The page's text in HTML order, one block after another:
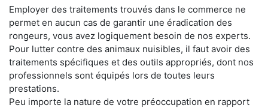
Employer des traitements trouvés dans le commerce ne
permet en aucun cas de garantir une éradication des
rongeurs, vous avez logiquement besoin de nos experts.
Pour lutter contre des animaux nuisibles, il faut avoir des
traitements spécifiques et des outils appropriés, dont nos
professionnels sont équipés lors de toutes leurs
prestations.
Peu importe la nature de votre préoccupation en rapport